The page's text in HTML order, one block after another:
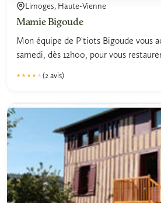
Limoges, Haute-Vienne
Mamie Bigoude
Mon équipe de P'tiots Bigoude vous
samedi, dès 12h00, pour vous
★★★★★
★★★★★ (2 avis)